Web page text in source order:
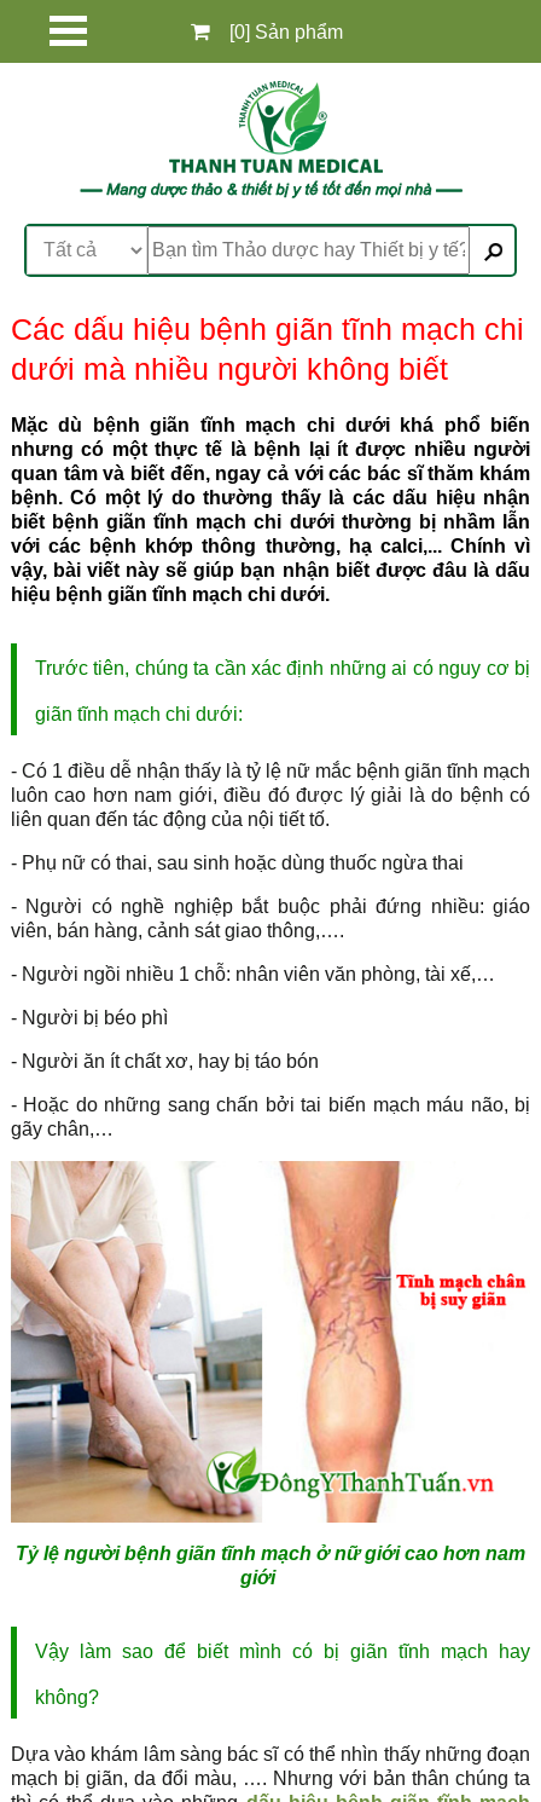
[0] Sản phẩm
Các dấu hiệu bệnh giãn tĩnh mạch chi
dưới mà nhiều người không biết
Mặc dù bệnh giãn tĩnh mạch chi dưới khá phổ biến
nhưng có một thực tế là bệnh lại ít được nhiều người
quan tâm và biết đến, ngay cả với các bác sĩ thăm khám
bệnh. Có một lý do thường thấy là các dấu hiệu nhận
biết bệnh giãn tĩnh mạch chi dưới thường bị nhầm lẫn
với các bệnh khớp thông thường, hạ calci,... Chính vì
vậy, bài viết này sẽ giúp bạn nhận biết được đâu là dấu
hiệu bệnh giãn tĩnh mạch chi dưới.
Trước tiên, chúng ta cần xác định những ai có nguy cơ bị
giãn tĩnh mạch chi dưới:
- Có 1 điều dễ nhận thấy là tỷ lệ nữ mắc bệnh giãn tĩnh mạch
luôn cao hơn nam giới, điều đó được lý giải là do bệnh có
liên quan đến tác động của nội tiết tố.
- Phụ nữ có thai, sau sinh hoặc dùng thuốc ngừa thai
- Người có nghề nghiệp bắt buộc phải đứng nhiều: giáo
viên, bán hàng, cảnh sát giao thông,….
- Người ngồi nhiều 1 chỗ: nhân viên văn phòng, tài xế,…
- Người bị béo phì
- Người ăn ít chất xơ, hay bị táo bón
- Hoặc do những sang chấn bởi tai biến mạch máu não, bị
gãy chân,…
Tỷ lệ người bệnh giãn tĩnh mạch ở nữ giới cao hơn nam
giới
Vậy làm sao để biết mình có bị giãn tĩnh mạch hay
không?
Dựa vào khám lâm sàng bác sĩ có thể nhìn thấy những đoạn
mạch bị giãn, da đổi màu, …. Nhưng với bản thân chúng ta